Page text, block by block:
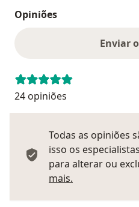
Opiniões
Enviar
24 opiniões
Todas as opiniões
isso os
para alterar ou
mais.